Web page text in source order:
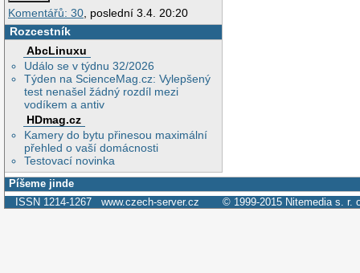
Komentářů: 30 , poslední 3.4. 20:20
Rozcestník
AbcLinuxu
Událo se v týdnu 32/2026
Týden na ScienceMag.cz: Vylepšený
test nenašel žádný rozdíl mezi
vodíkem a antiv
HDmag.cz
Kamery do bytu přinesou maximální
přehled o vaší domácnosti
Testovací novinka
Píšeme jinde
ISSN 1214-1267 www.czech-server.cz © 1999-2015 Nitemedia s. r.